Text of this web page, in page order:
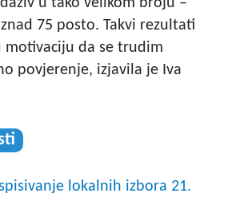
75 posto. Takvi rezultati
da se trudim
povjerenje, izjavila je Iva
lokalnih izbora 21.